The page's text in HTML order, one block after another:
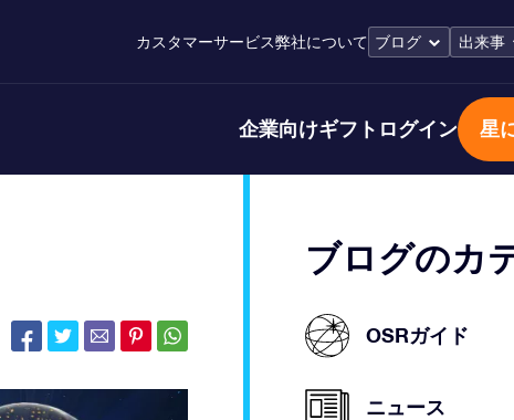
カスタマーサービス弊社について ブログ 出来事
企業向けギフト ログイン 星
ブログのカ
OSRガイド
ニュース